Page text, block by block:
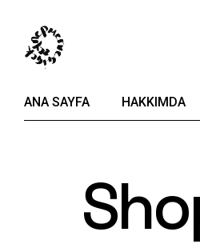
ANA SAYFA HAKKIMDA